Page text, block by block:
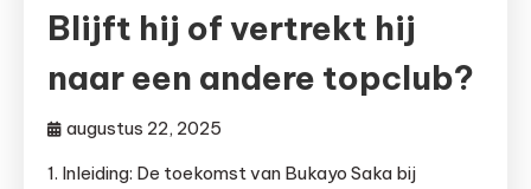
Blijft hij of vertrekt hij
naar een andere topclub?
augustus 22, 2025
1. Inleiding: De toekomst van Bukayo Saka bij